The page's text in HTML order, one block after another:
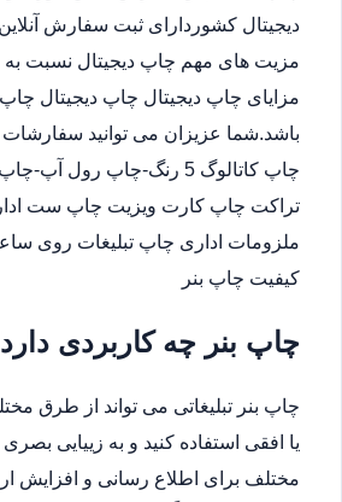
دیجیتال کشوردارای ثبت سفارش
مزیت های مهم چاپ دیجیتال نسبت به
مزایای چاپ دیجیتال چاپ دیجیتال
باشد.شما عزیزان می توانید
چاپ کاتالوگ 5 رنگ-چاپ
تراکت چاپ کارت ویزیت چاپ ست
ملزومات اداری چاپ تبلیغات روی
کیفیت چاپ بنر
چاپ بنر چه کاربردی
چاپ بنر تبلیغاتی می تواند از طرق
یا افقی استفاده کنید و به زییایی
مختلف برای اطلاع رسانی و افزایش